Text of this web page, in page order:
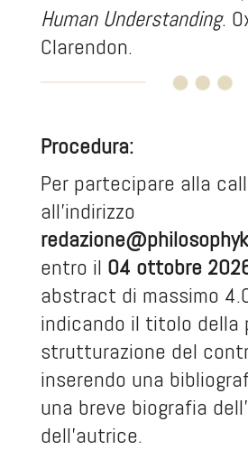
Human Understanding.
Clarendon.
Procedura:
Per partecipare alla
all'indirizzo
entro il 04 ottobre
abstract di massimo
indicando il titolo della
strutturazione del
inserendo una
una breve biografia
dell’autrice.